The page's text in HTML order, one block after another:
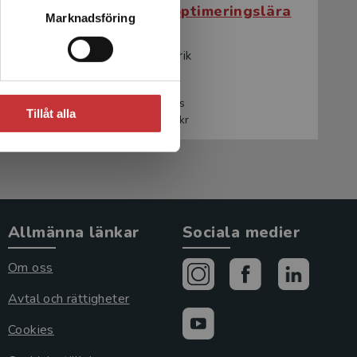
Marknadsföring
Tillåt alla
Elementär optimeringslära
Lundström, Patrik
inkl. moms
Exkl. moms: 233 kr
Allmänna länkar
Om oss
Avtal och rättigheter
Cookies
Sociala medier